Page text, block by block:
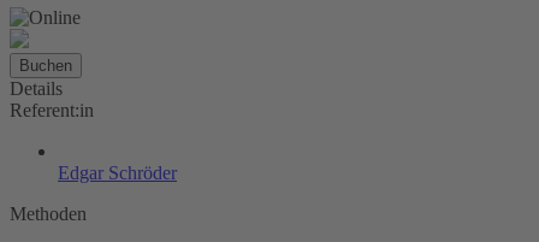
Buchen
Details
Referent:in
Edgar Schröder
Methoden